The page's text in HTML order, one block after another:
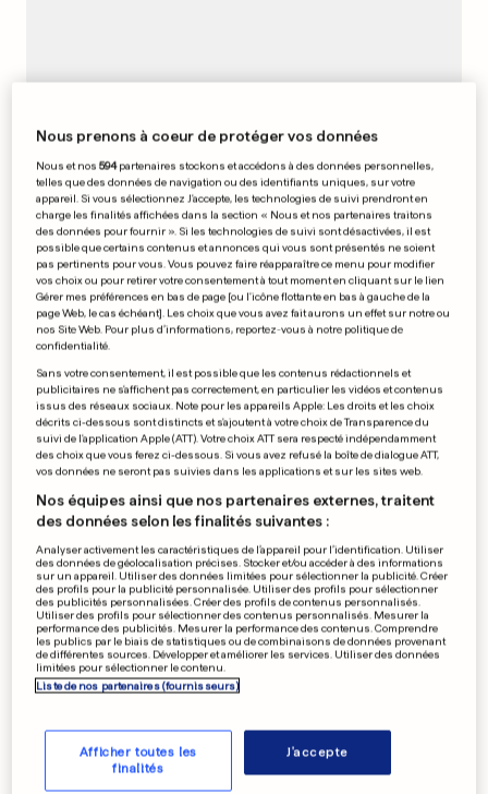
NOUVEL ALBUM
Un 6e opus inspiré par les fans
pour We The Kings
0 0
FOOT LUXEMBOURGEOIS
Videoton, un gros morceau
sur la route de Dudelange
0
AU GRAND-DUCHÉ
12 plages ouvertes aux
amateurs de baignade
1 0
PUBLICITÉ
Nous prenons à coeur de protéger vos données
Nous et nos594partenaires stockons et accédons à des données personnelles,
telles que des données de navigation ou des identifiants uniques, sur votre
appareil. Si vous sélectionnez J'accepte, les technologies de suivi prendront en
charge les finalités affichées dans la section « Nous et nos partenaires traitons
des données pour fournir ». Si les technologies de suivi sont désactivées, il est
possible que certains contenus et annonces qui vous sont présentés ne soient
pas pertinents pour vous. Vous pouvez faire réapparaître ce menu pour modifier
vos choix ou pour retirer votre consentement à tout moment en cliquant sur le lien
Gérer mes préférences en bas de page [ou l'icône flottante en bas à gauche de la
page Web, le cas échéant]. Les choix que vous avez fait aurons un effet sur notre ou
nos Site Web. Pour plus d’informations, reportez-vous à notre politique de
confidentialité.
Sans votre consentement, il est possible que les contenus rédactionnels et
publicitaires ne s'affichent pas correctement, en particulier les vidéos et contenus
issus des réseaux sociaux. Note pour les appareils Apple: Les droits et les choix
décrits ci-dessous sont distincts et s'ajoutent à votre choix de Transparence du
suivi de l'application Apple (ATT). Votre choix ATT sera respecté indépendamment
des choix que vous ferez ci-dessous. Si vous avez refusé la boîte de dialogue ATT,
vos données ne seront pas suivies dans les applications et sur les sites web.
Nos équipes ainsi que nos partenaires externes, traitent
des données selon les finalités suivantes :
Analyser activement les caractéristiques de l’appareil pour l’identification. Utiliser
des données de géolocalisation précises. Stocker et/ou accéder à des informations
sur un appareil. Utiliser des données limitées pour sélectionner la publicité. Créer
des profils pour la publicité personnalisée. Utiliser des profils pour sélectionner
des publicités personnalisées. Créer des profils de contenus personnalisés.
Utiliser des profils pour sélectionner des contenus personnalisés. Mesurer la
performance des publicités. Mesurer la performance des contenus. Comprendre
les publics par le biais de statistiques ou de combinaisons de données provenant
de différentes sources. Développer et améliorer les services. Utiliser des données
limitées pour sélectionner le contenu.
Liste de nos partenaires (fournisseurs)
Afficher toutes les
finalités
J'accepte